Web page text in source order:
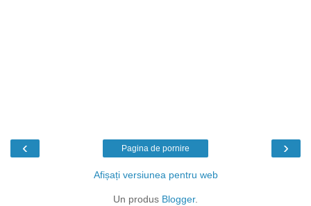
‹ ›
Pagina de pornire
Afișați versiunea pentru web
Un produs Blogger.